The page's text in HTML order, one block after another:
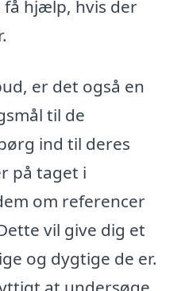
få hjælp, hvis der
er det også en
til de
ind til deres
på taget i
om referencer
vil give dig et
og dygtige de er.